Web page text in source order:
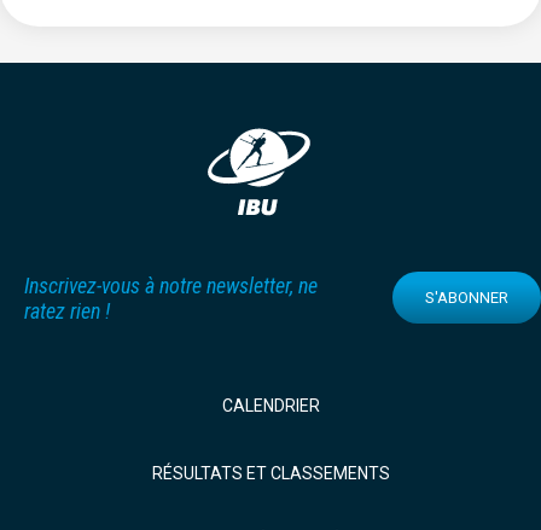
Inscrivez-vous à notre newsletter, ne
ratez rien !
S'ABONNER
CALENDRIER
RÉSULTATS ET CLASSEMENTS